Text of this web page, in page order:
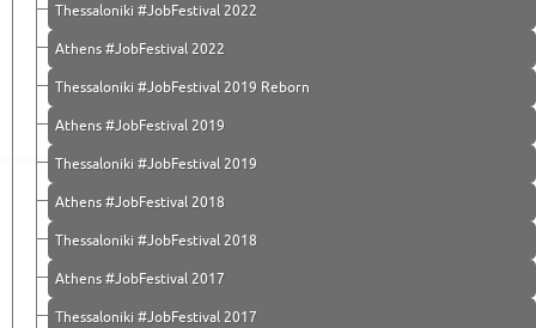
Thessaloniki #JobFestival 2022
Athens #JobFestival 2022
Thessaloniki #JobFestival 2019 Reborn
Athens #JobFestival 2019
Thessaloniki #JobFestival 2019
Athens #JobFestival 2018
Thessaloniki #JobFestival 2018
Athens #JobFestival 2017
Τhessaloniki #JobFestival 2017